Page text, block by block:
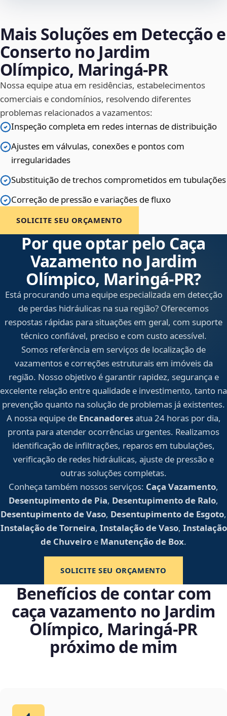
Mais Soluções em Detecção e
Conserto no Jardim
Olímpico, Maringá‑PR
Nossa equipe atua em residências, estabelecimentos
comerciais e condomínios, resolvendo diferentes
problemas relacionados a vazamentos:
Inspeção completa em redes internas de distribuição
Ajustes em válvulas, conexões e pontos com
irregularidades
Substituição de trechos comprometidos em tubulações
Correção de pressão e variações de fluxo
SOLICITE SEU ORÇAMENTO
Por que optar pelo Caça
Vazamento no Jardim
Olímpico, Maringá‑PR?
Está procurando uma equipe especializada em detecção
de perdas hidráulicas na sua região? Oferecemos
respostas rápidas para situações em geral, com suporte
técnico confiável, preciso e com custo acessível.
Somos referência em serviços de localização de
vazamentos e correções estruturais em imóveis da
região. Nosso objetivo é garantir rapidez, segurança e
excelente relação entre qualidade e investimento, tanto na
prevenção quanto na solução de problemas já existentes.
A nossa equipe de Encanadoresatua 24 horas por dia,
pronta para atender ocorrências urgentes. Realizamos
identificação de infiltrações, reparos em tubulações,
verificação de redes hidráulicas, ajuste de pressão e
outras soluções completas.
Conheça também nossos serviços: Caça Vazamento,
Desentupimento de Pia, Desentupimento de Ralo,
Desentupimento de Vaso, Desentupimento de Esgoto,
Instalação de Torneira, Instalação de Vaso, Instalação
de Chuveiro e Manutenção de Box.
SOLICITE SEU ORÇAMENTO
Benefícios de contar com
caça vazamento no Jardim
Olímpico, Maringá‑PR
próximo de mim